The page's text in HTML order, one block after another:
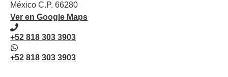
México C.P. 66280
Ver en Google Maps
+52 818 303 3903
+52 818 303 3903